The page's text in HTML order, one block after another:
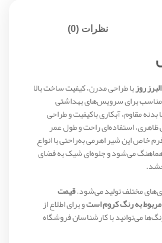
نظرات (0)
روزبا طراحی مدرن، کیفیت ساخت بالا
مناسب برای سرویس‌های بهداشتی
مقاوم، آبکاری باکیفیت و طراحی
ظاهری، استفاده‌ای راحت و طول عمر
خاص این شیر اهرمی به‌راحتی با انواع
می‌شود و جلوه‌ای شیک به فضای
مختلف تولید می‌شود.قیمت
به رنگ کروم استو برای اطلاع از
می‌توانید با کارشناسان فروشگاه